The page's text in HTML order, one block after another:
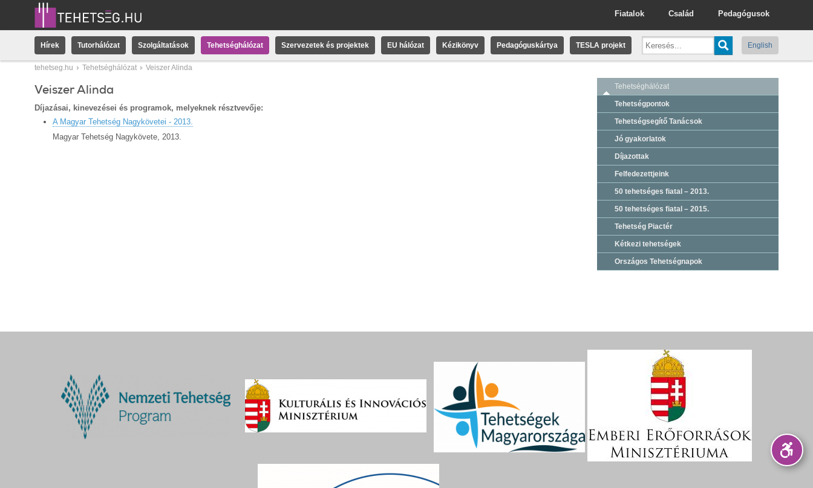
Pedagógusok
Család
Fiatalok
Hírek Tutorhálózat Szolgáltatások Tehetséghálózat Szervezetek és projektek EU hálózat Kézikönyv Pedagóguskártya TESLA projekt English
tehetseg.hu Tehetséghálózat Veiszer Alinda
Veiszer Alinda
Díjazásai, kinevezései és programok, melyeknek résztvevője:
A Magyar Tehetség Nagykövetei - 2013.
Magyar Tehetség Nagykövete, 2013.
Tehetséghálózat
Tehetségpontok
Tehetségsegítő Tanácsok
Jó gyakorlatok
Díjazottak
Felfedezettjeink
50 tehetséges fiatal – 2013.
50 tehetséges fiatal – 2015.
Tehetség Piactér
Kétkezi tehetségek
Országos Tehetségnapok